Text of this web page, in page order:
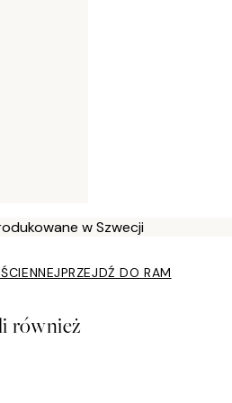
w Szwecji
PRZEJDŹ DO RAM
również